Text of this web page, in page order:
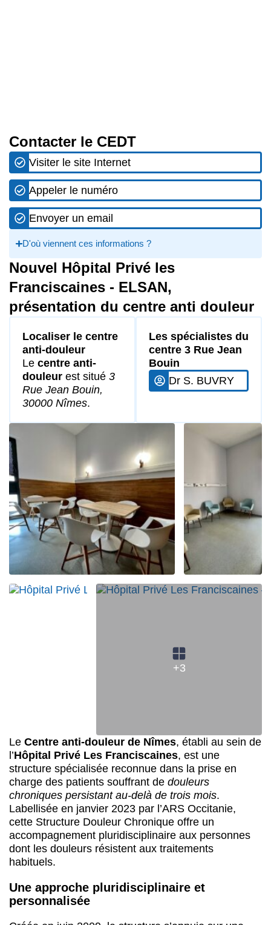
Nouvel Hôpital Privé les
Franciscaines - ELSAN,
présentation du centre anti douleur
Localiser le centre
anti-douleur
Le centre anti-
douleur est situé 3
Rue Jean Bouin,
30000 Nîmes.
Les spécialistes du
centre 3 Rue Jean
Bouin
Dr S. BUVRY
+3
Le Centre anti-douleur de Nîmes, établi au sein de
l’Hôpital Privé Les Franciscaines, est une
structure spécialisée reconnue dans la prise en
charge des patients souffrant de douleurs
chroniques persistant au-delà de trois mois.
Labellisée en janvier 2023 par l’ARS Occitanie,
cette Structure Douleur Chronique offre un
accompagnement pluridisciplinaire aux personnes
dont les douleurs résistent aux traitements
habituels.
Une approche pluridisciplinaire et
personnalisée
Contacter le CEDT
Visiter le site Internet
Appeler le numéro
Envoyer un email
D'où viennent ces informations ?